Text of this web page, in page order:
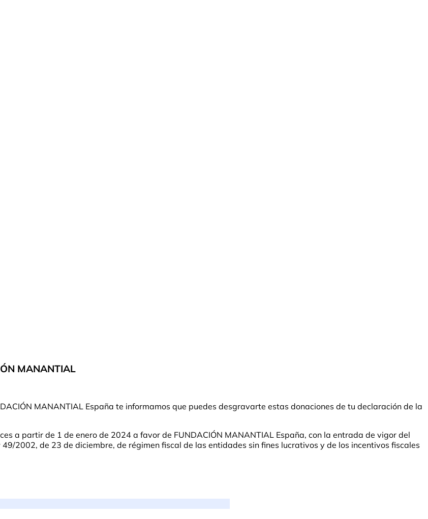
MANANTIAL
MANANTIAL España te informamos que puedes desgravarte estas donaciones de tu declaración de la
a partir de 1 de enero de 2024 a favor de FUNDACIÓN MANANTIAL España, con la entrada de vigor del
2002, de 23 de diciembre, de régimen fiscal de las entidades sin fines lucrativos y de los incentivos fiscales